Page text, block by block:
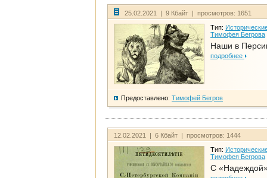
25.02.2021 | 9 Кбайт | просмотров: 1651
Тип:
Тимофея Бегрова
Наши в
подробнее
Предоставлено: Тимофей Бегров
12.02.2021 | 6 Кбайт | просмотров: 1444
Тип:
Тимофея Бегрова
С